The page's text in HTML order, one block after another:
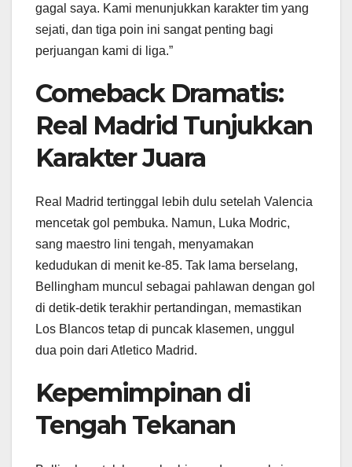
gagal saya. Kami menunjukkan karakter tim yang
sejati, dan tiga poin ini sangat penting bagi
perjuangan kami di liga.”
Comeback Dramatis:
Real Madrid Tunjukkan
Karakter Juara
Real Madrid tertinggal lebih dulu setelah Valencia
mencetak gol pembuka. Namun, Luka Modric,
sang maestro lini tengah, menyamakan
kedudukan di menit ke-85. Tak lama berselang,
Bellingham muncul sebagai pahlawan dengan gol
di detik-detik terakhir pertandingan, memastikan
Los Blancos tetap di puncak klasemen, unggul
dua poin dari Atletico Madrid.
Kepemimpinan di
Tengah Tekanan